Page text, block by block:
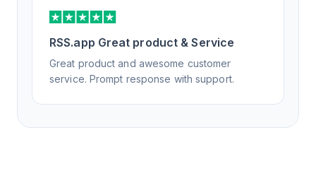
RSS.app Great product & Service
Great product and awesome customer
service. Prompt response with support.